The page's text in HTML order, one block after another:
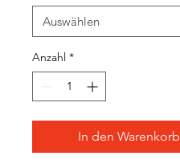
Anzahl *
In den Warenkorb